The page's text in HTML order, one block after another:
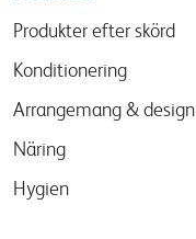
menu
Produkter efter skörd
Konditionering
Arrangemang & design
Näring
Hygien